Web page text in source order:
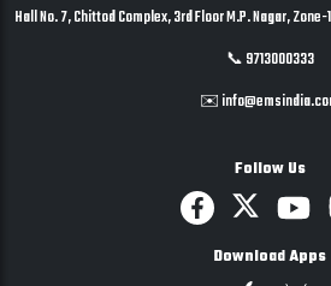
Hall No. 7, Chittod Complex, 3rd Floor M.P. Nagar,
📞 9713000333
✉️
Follow Us
Download Apps